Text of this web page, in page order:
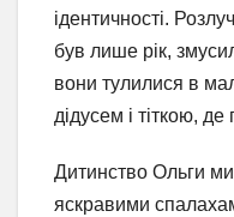
ідентичності.
був лише рік,
вони тулилися в
дідусем і тіткою,
Дитинство Ольги
яскравими